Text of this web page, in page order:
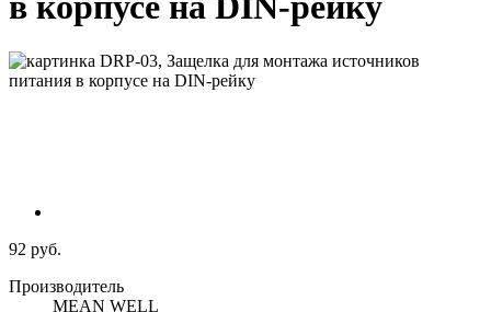
92 руб.
Производитель
MEAN WELL